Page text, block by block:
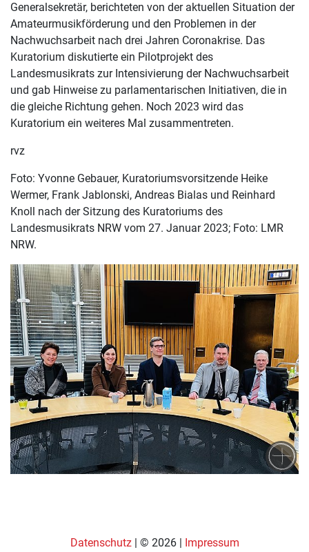
Generalsekretär, berichteten von der aktuellen Situation der
Amateurmusikförderung und den Problemen in der
Nachwuchsarbeit nach drei Jahren Coronakrise. Das
Kuratorium diskutierte ein Pilotprojekt des
Landesmusikrats zur Intensivierung der Nachwuchsarbeit
und gab Hinweise zu parlamentarischen Initiativen, die in
die gleiche Richtung gehen. Noch 2023 wird das
Kuratorium ein weiteres Mal zusammentreten.
rvz
Foto: Yvonne Gebauer, Kuratoriumsvorsitzende Heike
Wermer, Frank Jablonski, Andreas Bialas und Reinhard
Knoll nach der Sitzung des Kuratoriums des
Landesmusikrats NRW vom 27. Januar 2023; Foto: LMR
NRW.
Datenschutz | © 2026 | Impressum